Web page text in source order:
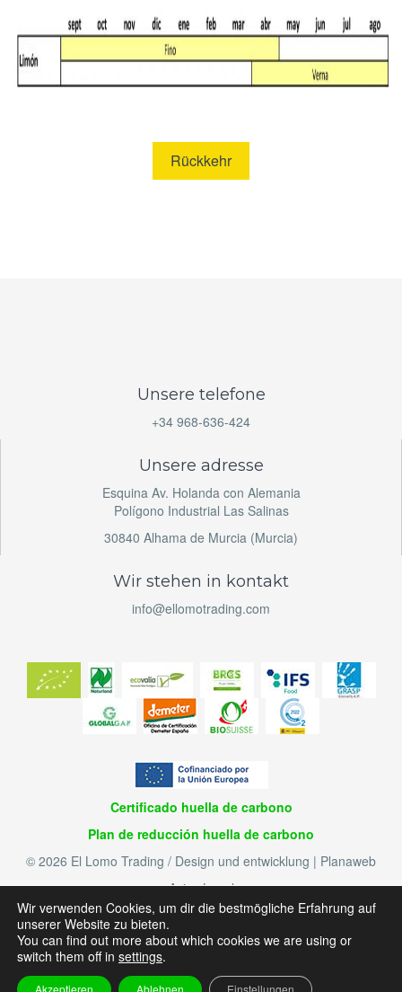
Rückkehr
Unsere telefone
+34 968-636-424
Unsere adresse
Esquina Av. Holanda con Alemania
Polígono Industrial Las Salinas
30840 Alhama de Murcia (Murcia)
Wir stehen in kontakt
info@ellomotrading.com
Certificado huella de carbono
Plan de reducción huella de carbono
© 2026 El Lomo Trading / Design und entwicklung | Planaweb
Aviso Legal
Política de privacidad
Política de cookies
Wir verwenden Cookies, um dir die bestmögliche Erfahrung auf
unserer Website zu bieten.
You can find out more about which cookies we are using or
switch them off in settings.
Akzeptieren Ablehnen Einstellungen